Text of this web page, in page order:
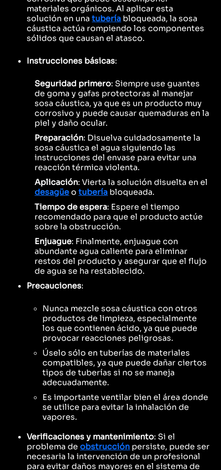
materiales orgánicos. Al aplicar esta
solución en unatubería bloqueada, la sosa
cáustica actúa rompiendo los componentes
sólidos que causan el atasco.
Instrucciones básicas:
Seguridad primero: Siempre use guantes
de goma y gafas protectoras al manejar
sosa cáustica, ya que es un producto muy
corrosivo y puede causar quemaduras en la
piel y daño ocular.
Preparación: Disuelva cuidadosamente la
sosa cáustica el agua siguiendo las
instrucciones del envase para evitar una
reacción térmica violenta.
Aplicación: Vierta la solución disuelta en el
desagüeotubería bloqueada.
Tiempo de espera: Espere el tiempo
recomendado para que el producto actúe
sobre la obstrucción.
Enjuague: Finalmente, enjuague con
abundante agua caliente para eliminar
restos del producto y asegurar que el flujo
de agua se ha restablecido.
Precauciones:
Nunca mezcle sosa cáustica con otros
productos de limpieza, especialmente
los que contienen ácido, ya que puede
provocar reacciones peligrosas.
Úselo sólo en tuberías de materiales
compatibles, ya que puede dañar ciertos
tipos de tuberías si no se maneja
adecuadamente.
Es importante ventilar bien el área donde
se utilice para evitar la inhalación de
vapores.
Verificaciones y mantenimiento: Si el
problema deobstrucción persiste, puede ser
necesaria la intervención de un profesional
para evitar daños mayores en el sistema de